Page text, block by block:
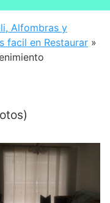
Alfombras y
facil en Restaurar »